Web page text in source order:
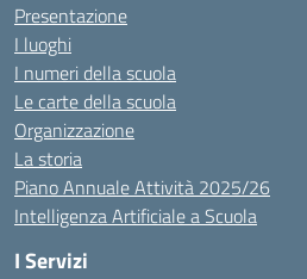
Presentazione
I luoghi
I numeri della scuola
Le carte della scuola
Organizzazione
La storia
Piano Annuale Attività 2025/26
Intelligenza Artificiale a Scuola
I Servizi